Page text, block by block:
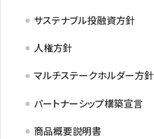
サステナブル投融資方針
人権方針
マルチステークホルダー方針
パートナーシップ構築宣言
商品概要説明書